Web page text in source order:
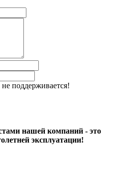
поддерживается!
нашей компаний - это
эксплуатации!